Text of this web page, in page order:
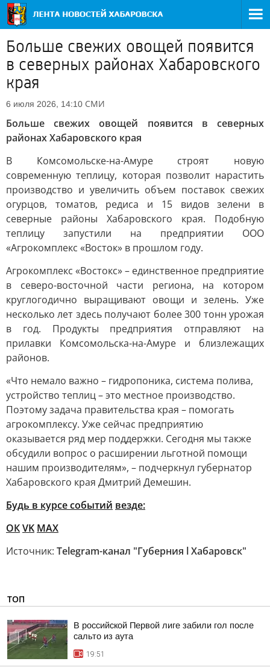
Больше свежих овощей появится
в северных районах Хабаровского
края
6 июля 2026, 14:10 СМИ
Больше свежих овощей появится в северных
районах Хабаровского края
В Комсомольске-на-Амуре строят новую
современную теплицу, которая позволит нарастить
производство и увеличить объем поставок свежих
огурцов, томатов, редиса и 15 видов зелени в
северные районы Хабаровского края. Подобную
теплицу запустили на предприятии ООО
«Агрокомплекс «Восток» в прошлом году.
Агрокомплекс «Востокс» – единственное предприятие
в северо-восточной части региона, на котором
круглогодично выращивают овощи и зелень. Уже
несколько лет здесь получают более 300 тонн урожая
в год. Продукты предприятия отправляют на
прилавки Комсомольска-на-Амуре и близлежащих
районов.
«Что немало важно – гидропоника, система полива,
устройство теплиц – это местное производство.
Поэтому задача правительства края – помогать
агрокомплексу. Уже сейчас предприятию
оказывается ряд мер поддержки. Сегодня мы также
обсудили вопрос о расширении льготной помощи
нашим производителям», – подчеркнул губернатор
Хабаровского края Дмитрий Демешин.
Будь в курсе событий везде:
ОКVK MAX
Источник: Telegram-канал "Губерния l Хабаровск"
ТОП
В российской Первой лиге забили гол после
сальто из аута
19:51